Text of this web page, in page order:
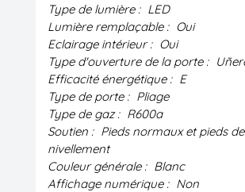
Type de lumière : LED
Lumière remplaçable : Oui
Eclairage intérieur : Oui
Type d'ouverture de la porte :
Efficacité énergétique : E
Type de porte : Pliage
Type de gaz : R600a
Soutien : Pieds normaux et pieds de
nivellement
Couleur générale : Blanc
Affichage numérique : Non